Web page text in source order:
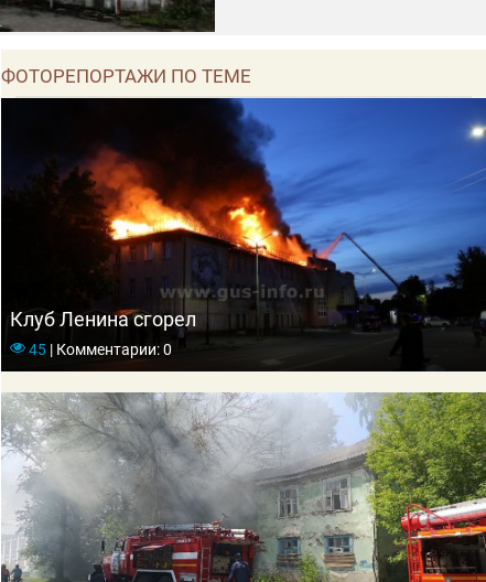
ФОТОРЕПОРТАЖИ ПО ТЕМЕ
Клуб Ленина сгорел
45 |Комментарии: 0